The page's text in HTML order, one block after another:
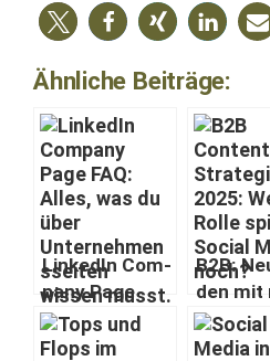
Ähnliche Beiträge:
LinkedIn Com­
pa­ny Page
FAQ: Alles, was
du über
B2B:
den
van­ten
ten